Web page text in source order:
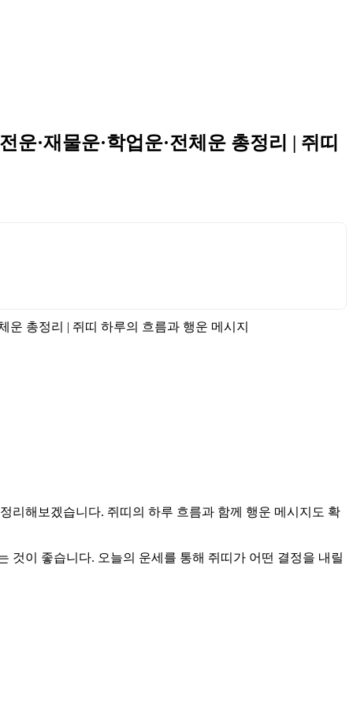
운·재물운·학업운·전체운 총정리 | 쥐띠
리해보겠습니다. 쥐띠의 하루 흐름과 함께 행운 메시지도 확
것이 좋습니다. 오늘의 운세를 통해 쥐띠가 어떤 결정을 내릴